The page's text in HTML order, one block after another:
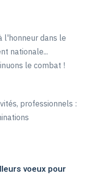
l'honneur dans le
nationale...
le combat !
professionnels :
voeux pour